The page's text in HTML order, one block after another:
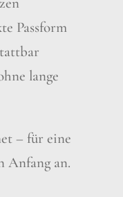
Passform
lange
– für eine
Anfang an.